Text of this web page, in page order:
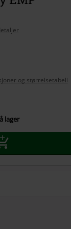
og størrelsetabell
lager